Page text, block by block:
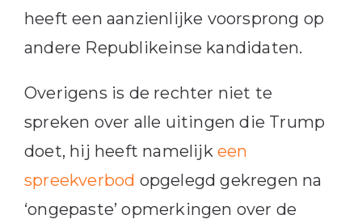
heeft een aanzienlijke voorsprong op
andere Republikeinse kandidaten.
Overigens is de rechter niet te
spreken over alle uitingen die Trump
doet, hij heeft namelijk een
spreekverbod opgelegd gekregen na
‘ongepaste’ opmerkingen over de